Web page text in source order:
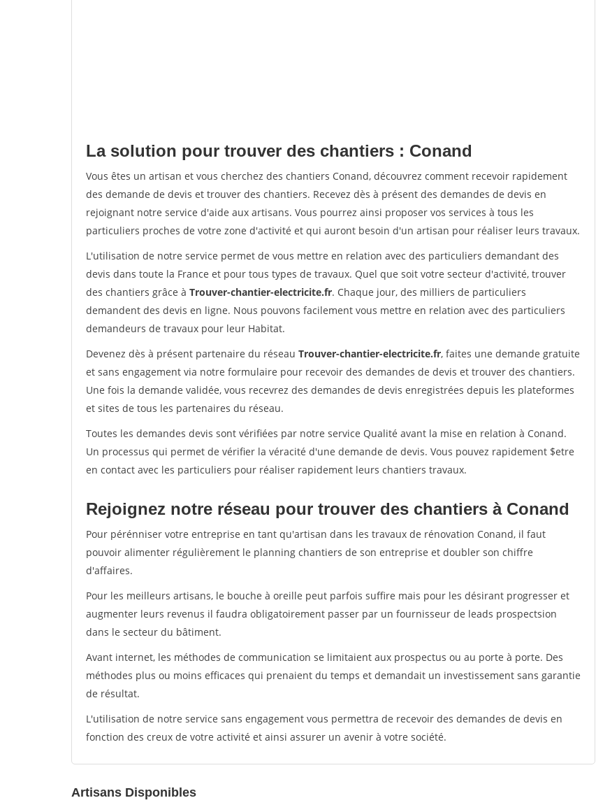
La solution pour trouver des chantiers : Conand
Vous êtes un artisan et vous cherchez des chantiers Conand, découvrez comment recevoir rapidement
des demande de devis et trouver des chantiers. Recevez dès à présent des demandes de devis en
rejoignant notre service d'aide aux artisans. Vous pourrez ainsi proposer vos services à tous les
particuliers proches de votre zone d'activité et qui auront besoin d'un artisan pour réaliser leurs travaux.
L'utilisation de notre service permet de vous mettre en relation avec des particuliers demandant des
devis dans toute la France et pour tous types de travaux. Quel que soit votre secteur d'activité, trouver
des chantiers grâce à Trouver-chantier-electricite.fr. Chaque jour, des milliers de particuliers
demandent des devis en ligne. Nous pouvons facilement vous mettre en relation avec des particuliers
demandeurs de travaux pour leur Habitat.
Devenez dès à présent partenaire du réseau Trouver-chantier-electricite.fr, faites une demande gratuite
et sans engagement via notre formulaire pour recevoir des demandes de devis et trouver des chantiers.
Une fois la demande validée, vous recevrez des demandes de devis enregistrées depuis les plateformes
et sites de tous les partenaires du réseau.
Toutes les demandes devis sont vérifiées par notre service Qualité avant la mise en relation à Conand.
Un processus qui permet de vérifier la véracité d'une demande de devis. Vous pouvez rapidement $etre
en contact avec les particuliers pour réaliser rapidement leurs chantiers travaux.
Rejoignez notre réseau pour trouver des chantiers à Conand
Pour pérénniser votre entreprise en tant qu'artisan dans les travaux de rénovation Conand, il faut
pouvoir alimenter régulièrement le planning chantiers de son entreprise et doubler son chiffre
d'affaires.
Pour les meilleurs artisans, le bouche à oreille peut parfois suffire mais pour les désirant progresser et
augmenter leurs revenus il faudra obligatoirement passer par un fournisseur de leads prospectsion
dans le secteur du bâtiment.
Avant internet, les méthodes de communication se limitaient aux prospectus ou au porte à porte. Des
méthodes plus ou moins efficaces qui prenaient du temps et demandait un investissement sans garantie
de résultat.
L'utilisation de notre service sans engagement vous permettra de recevoir des demandes de devis en
fonction des creux de votre activité et ainsi assurer un avenir à votre société.
Artisans Disponibles